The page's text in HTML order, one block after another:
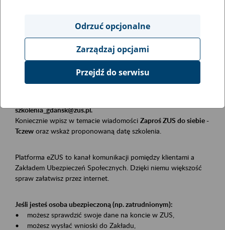
Obszar merytoryczny
Płatnicy, ubezpieczeni, świadczeniobiorcy
Opis wydarzenia
Szkolenie stacjonarne w siedzibie firmy, instytucji, urzędu.
szkolenia_gdansk@zus.pl.
Koniecznie wpisz w temacie wiadomości Zaproś ZUS do siebie -
Tczew oraz wskaż proponowaną datę szkolenia.
Platforma eZUS to kanał komunikacji pomiędzy klientami a
Zakładem Ubezpieczeń Społecznych. Dzięki niemu większość
spraw załatwisz przez internet.
Jeśli jesteś osoba ubezpieczoną (np. zatrudnionym):
• możesz sprawdzić swoje dane na koncie w ZUS,
• możesz wysłać wnioski do Zakładu,
Odrzuć opcjonalne
Zarządzaj opcjami
Przejdź do serwisu